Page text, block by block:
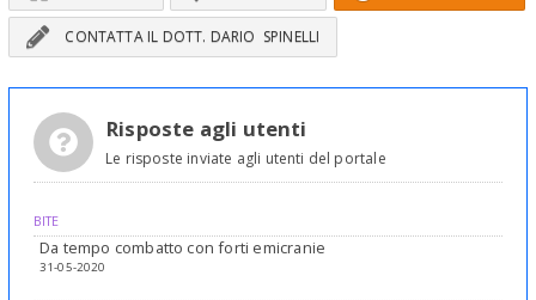
CONTATTA IL DOTT. DARIO SPINELLI
Risposte agli utenti
Le risposte inviate agli utenti del portale
BITE
Da tempo combatto con forti emicranie
31-05-2020